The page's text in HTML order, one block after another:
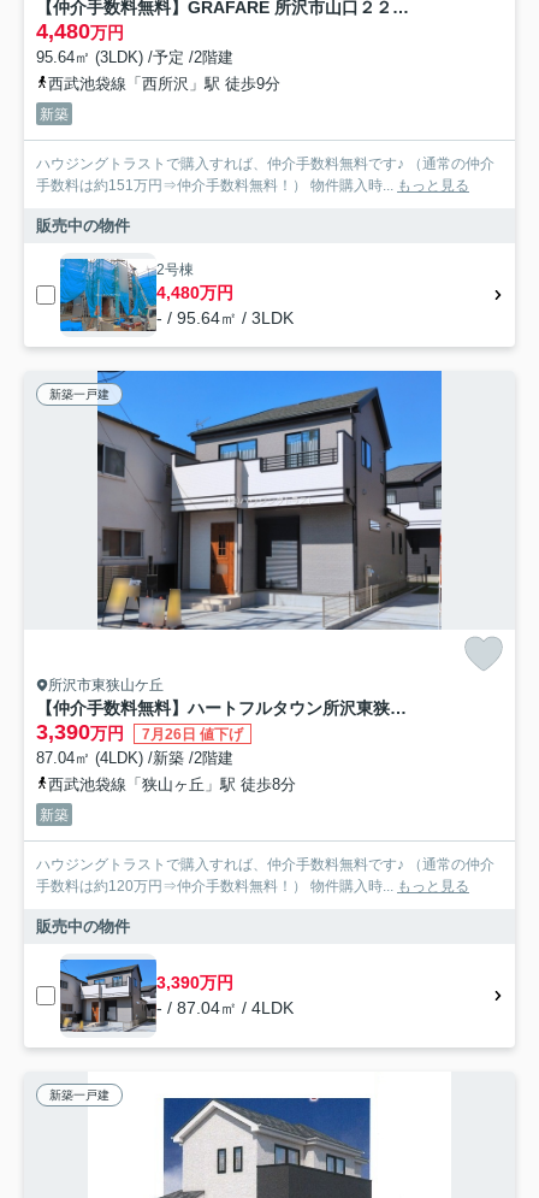
【仲介手数料無料】GRAFARE 所沢市山口２２期 全４棟2号棟
4,480万円
95.64㎡ (3LDK) /予定 /2階建
西武池袋線「西所沢」駅 徒歩9分
新築
ハウジングトラストで購入すれば、仲介手数料無料です♪ （通常の仲介
手数料は約151万円⇒仲介手数料無料！） 物件購入時... もっと見る
販売中の物件
2号棟
4,480万円
- / 95.64㎡ / 3LDK
新築一戸建
所沢市東狭山ケ丘
【仲介手数料無料】ハートフルタウン所沢東狭山ヶ丘11期 全2棟 B号棟
3,390万円 7月26日 値下げ
87.04㎡ (4LDK) /新築 /2階建
西武池袋線「狭山ヶ丘」駅 徒歩8分
新築
ハウジングトラストで購入すれば、仲介手数料無料です♪ （通常の仲介
手数料は約120万円⇒仲介手数料無料！） 物件購入時... もっと見る
販売中の物件
3,390万円
- / 87.04㎡ / 4LDK
新築一戸建